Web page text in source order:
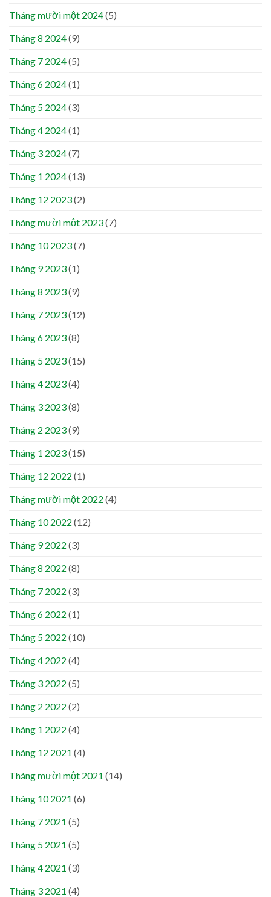
Tháng mười một 2024(5)
Tháng 8 2024(9)
Tháng 7 2024(5)
Tháng 6 2024(1)
Tháng 5 2024(3)
Tháng 4 2024(1)
Tháng 3 2024(7)
Tháng 1 2024(13)
Tháng 12 2023(2)
Tháng mười một 2023(7)
Tháng 10 2023(7)
Tháng 9 2023(1)
Tháng 8 2023(9)
Tháng 7 2023(12)
Tháng 6 2023(8)
Tháng 5 2023(15)
Tháng 4 2023(4)
Tháng 3 2023(8)
Tháng 2 2023(9)
Tháng 1 2023(15)
Tháng 12 2022 (1)
Tháng mười một 2022 (4)
Tháng 10 2022 (12)
Tháng 9 2022 (3)
Tháng 8 2022 (8)
Tháng 7 2022 (3)
Tháng 6 2022 (1)
Tháng 5 2022 (10)
Tháng 4 2022 (4)
Tháng 3 2022 (5)
Tháng 2 2022 (2)
Tháng 1 2022 (4)
Tháng 12 2021 (4)
Tháng mười một 2021 (14)
Tháng 10 2021 (6)
Tháng 7 2021 (5)
Tháng 5 2021 (5)
Tháng 4 2021 (3)
Tháng 3 2021 (4)